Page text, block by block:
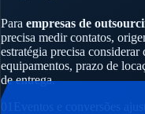
Para empresas de
precisa medir contatos,
estratégia precisa considerar
equipamentos, prazo de
de entrega.
Eventos e conversões